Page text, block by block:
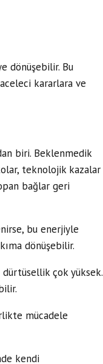
dönüşebilir. Bu
kararlara ve
biri. Beklenmedik
teknolojik kazalar
bağlar geri
bu enerjiyle
dönüşebilir.
çok yüksek.
mücadele
kendi